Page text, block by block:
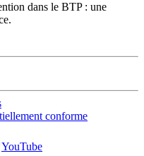
dans le BTP : une
conforme
YouTube